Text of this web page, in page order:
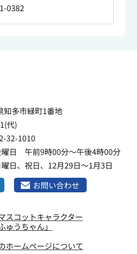
0382
多市緑町1番地
代)
32-1010
曜日 午前9時00分～午後4時00分
日、祝日、12月29日～1月3日
お問い合わせ
スコットキャラクター
ゅうちゃん」
ホームページについて